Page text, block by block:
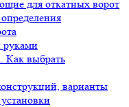
для откатных ворот
руками
Как выбрать
варианты